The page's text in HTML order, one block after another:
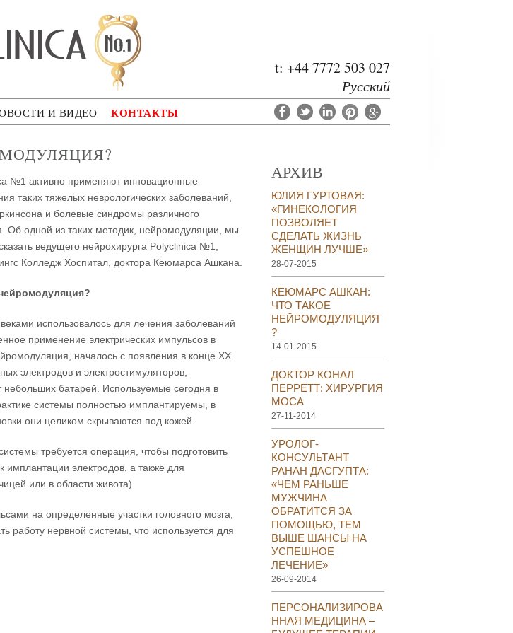
t: +44 7772 503 027
Русский
И ВИДЕО КОНТАКТЫ
№1 активно применяют инновационные
таких тяжелых неврологических заболеваний,
и болевые синдромы различного
Об одной из таких методик, нейромодуляции, мы
ведущего нейрохирурга Polyclinica №1,
Колледж Хоспитал, доктора Кеюмарса Ашкана.
использовалось для лечения заболеваний
применение электрических импульсов в
началось с появления в конце XX
электродов и электростимуляторов,
батарей. Используемые сегодня в
системы полностью имплантируемы, в
они целиком скрываются под кожей.
требуется операция, чтобы подготовить
имплантации электродов, а также для
или в области живота).
на определенные участки головного мозга,
работу нервной системы, что используется для
АРХИВ
ЮЛИЯ ГУРТОВАЯ:
«ГИНЕКОЛОГИЯ
ПОЗВОЛЯЕТ
СДЕЛАТЬ ЖИЗНЬ
ЖЕНЩИН ЛУЧШЕ»
28-07-2015
КЕЮМАРС АШКАН:
ЧТО ТАКОЕ
НЕЙРОМОДУЛЯЦИЯ
?
14-01-2015
ДОКТОР КОНАЛ
ПЕРРЕТТ: ХИРУРГИЯ
МОСА
27-11-2014
УРОЛОГ-
КОНСУЛЬТАНТ
РАНАН ДАСГУПТА:
«ЧЕМ РАНЬШЕ
МУЖЧИНА
ОБРАТИТСЯ ЗА
ПОМОЩЬЮ, ТЕМ
ВЫШЕ ШАНСЫ НА
УСПЕШНОЕ
ЛЕЧЕНИЕ»
26-09-2014
ПЕРСОНАЛИЗИРОВА
ННАЯ МЕДИЦИНА –